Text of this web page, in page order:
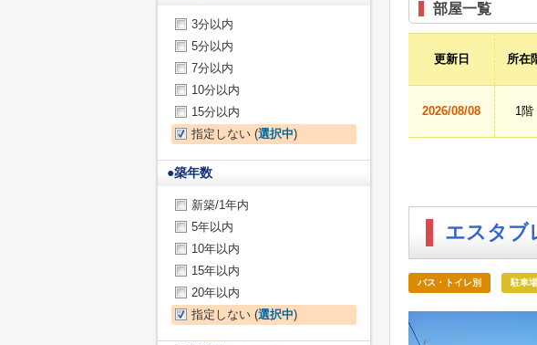
部屋一覧
更新日 所在
2026/08/08 1階
エスタブ
バス・トイレ別 駐車
3分以内
5分以内
7分以内
10分以内
15分以内
指定しない (選択中)
●築年数
新築/1年内
5年以内
10年以内
15年以内
20年以内
指定しない (選択中)